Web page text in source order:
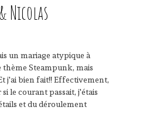
Nicolas
un mariage atypique à
Steampunk, mais
j'ai bien fait!! Effectivement,
le courant passait, j'étais
et du déroulement